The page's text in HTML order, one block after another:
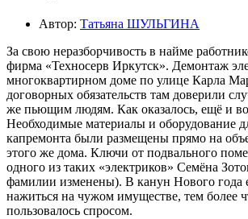
Автор: Татьяна ШУЛЬГИНА
За свою неразборчивость в найме
фирма «Техносерв Иркутск». Демонтаж
многоквартирном доме по улице Карла
договорных обязательств там доверили
же пьющим людям. Как оказалось, ещё и
Необходимые материалы и оборудование
капремонта были размещены прямо на
этого же дома. Ключи от подвального
одного из таких «электриков» Семёна
фамилии изменены). В канун Нового года
нажиться на чужом имуществе, тем более
пользовалось спросом.